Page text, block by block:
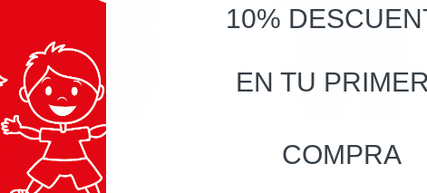
Body manga corta LUGO cuello
€IVA Incluído
Pelele Tramontana Calamaro bebé
recién nacido
10%
EN TU
COMPRA